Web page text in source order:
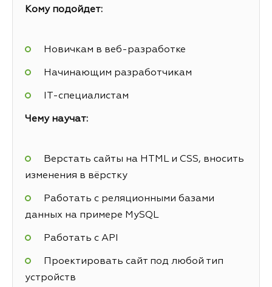
Кому подойдет:
Новичкам в веб-разработке
Начинающим разработчикам
IT-специалистам
Чему научат:
Верстать сайты на HTML и CSS, вносить
изменения в вёрстку
Работать с реляционными базами
данных на примере MySQL
Работать с API
Проектировать сайт под любой тип
устройств